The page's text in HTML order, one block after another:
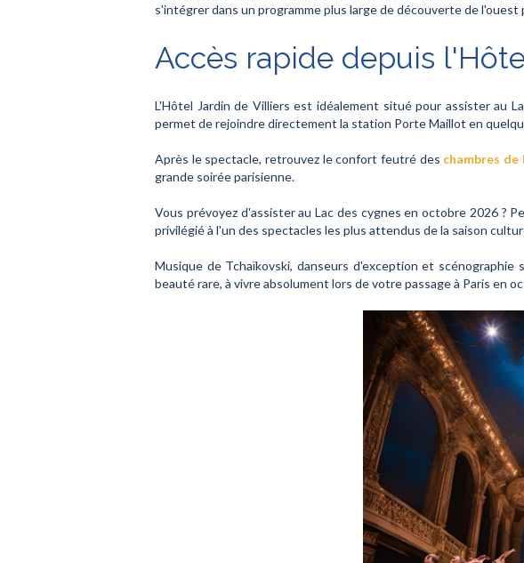
s'intégrer dans un programme plus large de découverte de l'ouest
Accès rapide depuis
L'Hôtel Jardin de Villiers est idéalement situé pour assister au
permet de rejoindre directement la station Porte Maillot en
Après le spectacle, retrouvez le confort feutré des chambres
grande soirée parisienne.
Vous prévoyez d'assister au Lac des cygnes en octobre 2026 ?
privilégié à l'un des spectacles les plus attendus de la saison
Musique de Tchaïkovski, danseurs d'exception et
beauté rare, à vivre absolument lors de votre passage à Paris en